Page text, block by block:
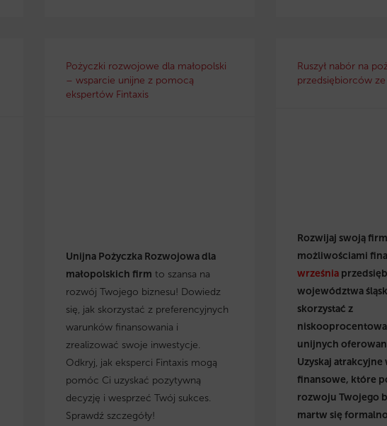
Pożyczki rozwojowe dla małopolski
– wsparcie unijne z pomocą
ekspertów Fintaxis
Unijna Pożyczka Rozwojowa dla
małopolskich firm to szansa na
rozwój Twojego biznesu! Dowiedz
się, jak skorzystać z preferencyjnych
warunków finansowania i
zrealizować swoje inwestycje.
Odkryj, jak eksperci Fintaxis mogą
pomóc Ci uzyskać pozytywną
decyzję i wesprzeć Twój sukces.
Sprawdź szczegóły!
Ruszył nabór na
przedsiębiorców ze
Rozwijaj swoją
możliwościami
września
województwa
skorzystać z
unijnych
Uzyskaj
finansowe, które
rozwoju Twojego
martw się